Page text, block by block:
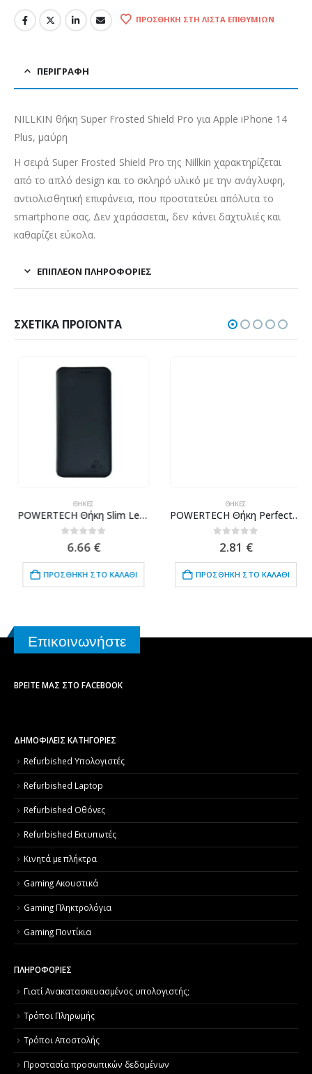
ΠΡΟΣΘΉΚΗ ΣΤΗ ΛΊΣΤΑ ΕΠΙΘΥΜΙΏΝ
ΠΕΡΙΓΡΑΦΉ
NILLKIN θήκη Super Frosted Shield Pro για Apple iPhone 14
Plus, μαύρη
Η σειρά Super Frosted Shield Pro της Nillkin χαρακτηρίζεται
από το απλό design και το σκληρό υλικό με την ανάγλυφη,
αντιολισθητική επιφάνεια, που προστατεύει απόλυτα το
smartphone σας. Δεν χαράσσεται, δεν κάνει δαχτυλιές και
καθαρίζει εύκολα.
ΕΠΙΠΛΈΟΝ ΠΛΗΡΟΦΟΡΊΕΣ
ΣΧΕΤΙΚΆ ΠΡΟΪΌΝΤΑ
ΘΉΚΕΣ
POWERTECH Θήκη Slim Leather για Samsung A5 2018, μαύρη
out of 5
6.66€
ΠΡΟΣΘΉΚΗ ΣΤΟ ΚΑΛΆΘΙ
ΘΉΚΕΣ
POWERTECH Θήκη Perfect Clear 1mm MOB-1344 για Samsung S10 5G, διάφανη
out of 5
2.81 €
ΠΡΟΣΘΉΚΗ ΣΤΟ ΚΑΛΆΘΙ
Επικοινωνήστε
ΒΡΕΊΤΕ ΜΑΣ ΣΤΟ FACEBOOK
ΔΗΜΟΦΙΛΕΙΣ ΚΑΤΗΓΟΡΙΕΣ
Refurbished Υπολογιστές
Refurbished Laptop
Refurbished Οθόνες
Refurbished Εκτυπωτές
Κινητά με πλήκτρα
Gaming Ακουστικά
Gaming Πληκτρολόγια
Gaming Ποντίκια
ΠΛΗΡΟΦΟΡΙΕΣ
Γιατί Aνακατασκευασμένος υπολογιστής;
Τρόποι Πληρωμής
Τρόποι Αποστολής
Προστασία προσωπικών δεδομένων